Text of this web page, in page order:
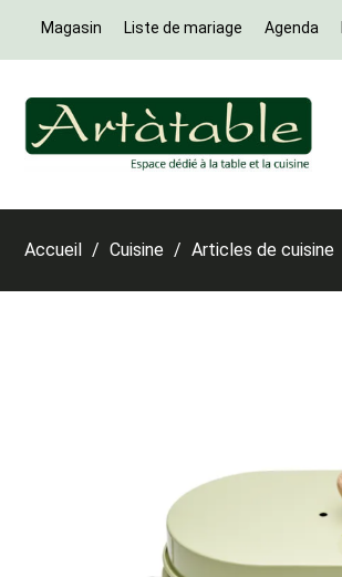
Magasin Liste de mariage Agenda
Accueil Cuisine Articles de cuisine